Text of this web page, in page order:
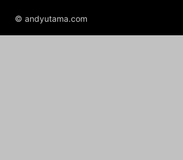
© andyutama.com